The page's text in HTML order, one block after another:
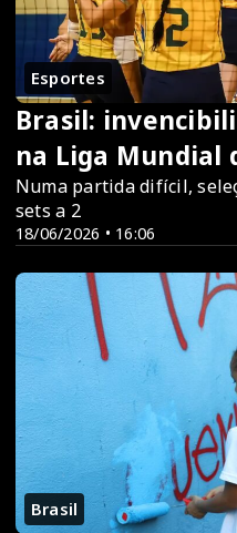
Esportes
18/06/2026 • 16:06
Brasil:
na Liga Mundial
Numa partida difícil,
sets a 2
Brasil